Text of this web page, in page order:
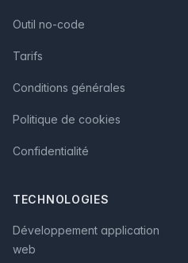
Outil no-code
Tarifs
Conditions générales
Politique de cookies
Confidentialité
TECHNOLOGIES
Développement application
web